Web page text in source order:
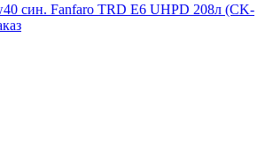
син. Fanfaro TRD E6 UHPD 208л (CK-